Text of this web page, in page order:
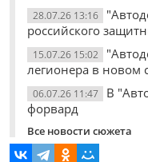
28.07.26 13:16
российского
15.07.26 15:02
легионера в новом
06.07.26 11:47
В
форвард
Все новости сюжета